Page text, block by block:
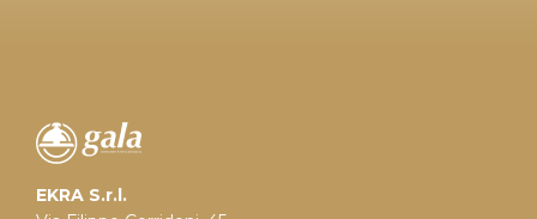
EKRA S.r.l.